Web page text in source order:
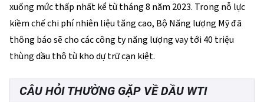
xuống mức thấp nhất kể từ tháng 8 năm 2023. Trong nỗ lực
kiềm chế chi phí nhiên liệu tăng cao, Bộ Năng lượng Mỹ đã
thông báo sẽ cho các công ty năng lượng vay tới 40 triệu
thùng dầu thô từ kho dự trữ cạn kiệt.
CÂU HỎI THƯỜNG GẶP VỀ DẦU WTI